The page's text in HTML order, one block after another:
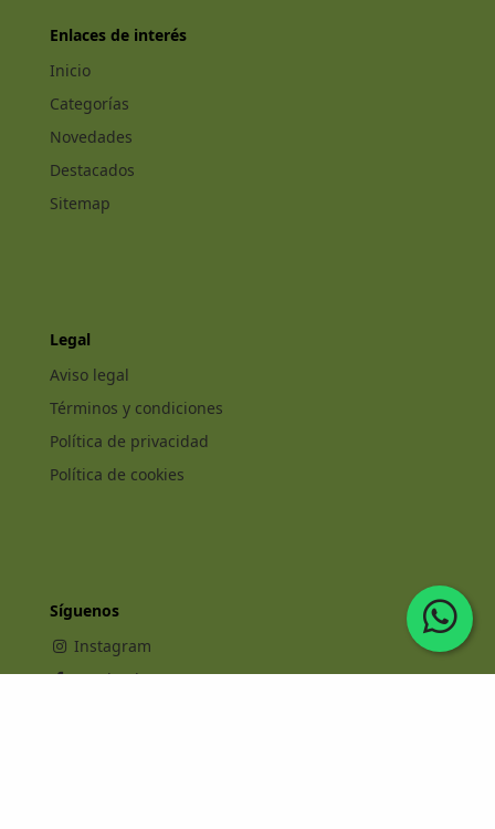
Enlaces de interés
Inicio
Categorías
Novedades
Destacados
Sitemap
Legal
Aviso legal
Términos y condiciones
Política de privacidad
Política de cookies
Síguenos
Instagram
Facebook